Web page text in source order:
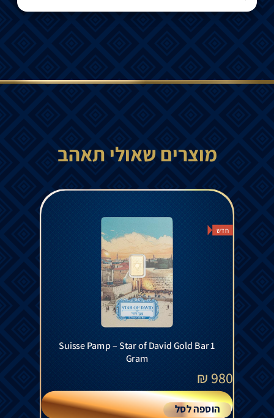
מוצרים שאולי תאהב
חדש
Suisse Pamp – Star of David Gold Bar 1
Gram
980
₪
הוספה לסל